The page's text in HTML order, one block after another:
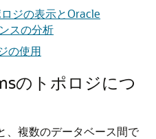
ジの表示とOracle
スの分析
の使用
のトポロジにつ
、複数のデータベース間で